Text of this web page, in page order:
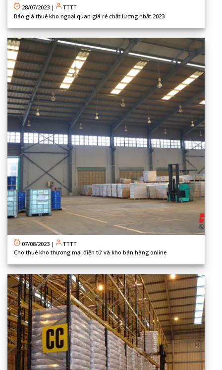
28/07/2023 |
TTTT
Báo giá thuê kho ngoại quan giá rẻ chất lượng nhất 2023
07/08/2023 |
TTTT
Cho thuê kho thương mại điện tử và kho bán hàng online